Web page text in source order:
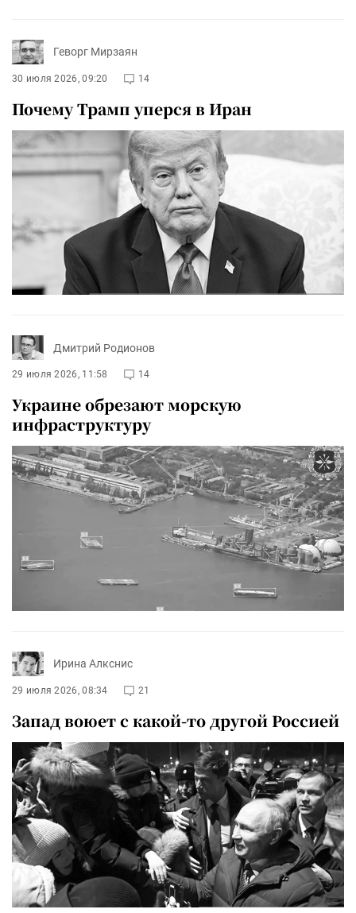
Геворг Мирзаян
30 июля 2026, 09:20 14
Почему Трамп уперся в Иран
Дмитрий Родионов
29 июля 2026, 11:58 14
Украине обрезают морскую
инфраструктуру
Ирина Алкснис
29 июля 2026, 08:34 21
Запад воюет с какой-то другой Россией